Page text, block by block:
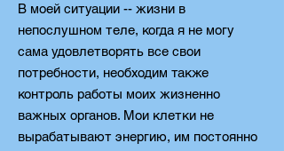
В моей ситуации -- жизни в
непослушном теле, когда я не могу
сама удовлетворять все свои
потребности, необходим также
контроль работы моих жизненно
важных органов. Мои клетки не
вырабатывают энергию, им постоянно